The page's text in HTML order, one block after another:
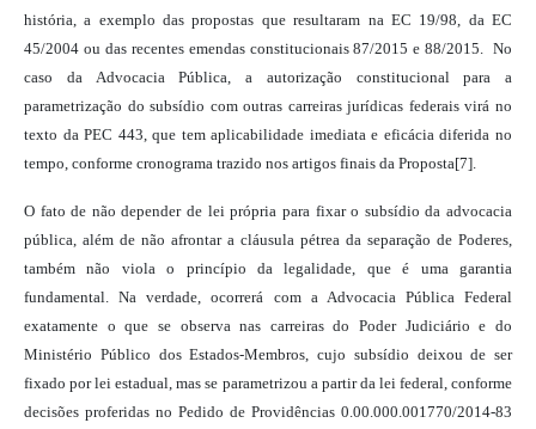
história, a exemplo das propostas que resultaram na EC 19/98, da EC
45/2004 ou das recentes emendas constitucionais 87/2015 e 88/2015. No
caso da Advocacia Pública, a autorização constitucional para a
parametrização do subsídio com outras carreiras jurídicas federais virá no
texto da PEC 443, que tem aplicabilidade imediata e eficácia diferida no
tempo, conforme cronograma trazido nos artigos finais da Proposta[7].
O fato de não depender de lei própria para fixar o subsídio da advocacia
pública, além de não afrontar a cláusula pétrea da separação de Poderes,
também não viola o princípio da legalidade, que é uma garantia
fundamental. Na verdade, ocorrerá com a Advocacia Pública Federal
exatamente o que se observa nas carreiras do Poder Judiciário e do
Ministério Público dos Estados-Membros, cujo subsídio deixou de ser
fixado por lei estadual, mas se parametrizou a partir da lei federal, conforme
decisões proferidas no Pedido de Providências 0.00.000.001770/2014-83